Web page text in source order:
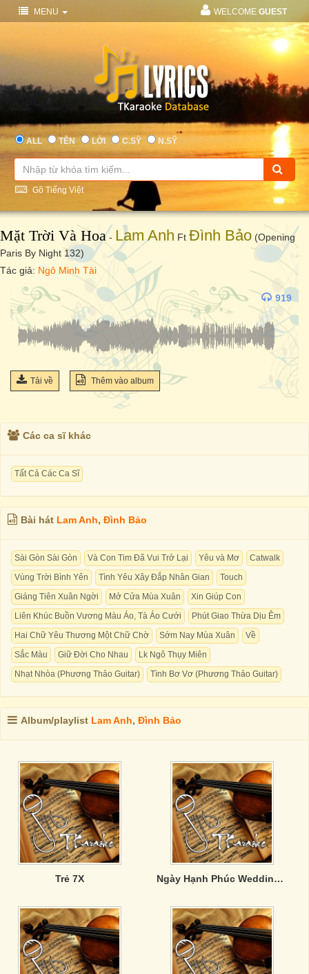
MENU WELCOME GUEST
ALL TÊN LỜI C.SỸ N.SỸ
Gõ Tiếng Việt
Mặt Trời Và Hoa- Lam Anh Ft Đình Bảo (Opening
Paris By Night 132)
Tác giả: Ngô Minh Tài
919
Tải về Thêm vào album
Các ca sĩ khác
Tất Cả Các Ca Sĩ
Bài hát Lam Anh, Đình Bảo
Sài Gòn Sài Gòn Và Con Tim Đã Vui Trở Lại Yêu và Mơ
Catwalk
Vùng Trời Bình Yên
Tình Yêu Xây Đắp Nhân Gian
Touch
Giáng Tiên Xuân Ngời
Mở Cửa Mùa Xuân
Xin Giúp Con
Liên Khúc Buồn Vương Màu Áo, Tà Áo Cưới
Phút Giao Thừa Dịu Êm
Hai Chữ Yêu Thương Một Chữ Chờ
Sớm Nay Mùa Xuân
Về
Sắc Màu
Giữ Đời Cho Nhau
Lk Ngô Thụy Miên
Nhạt Nhòa (Phương Thảo Guitar)
Tình Bơ Vơ (Phương Thảo Guitar)
Album/playlist Lam Anh, Đình Bảo
Trẻ 7X Ngày Hạnh Phúc Wedding Day